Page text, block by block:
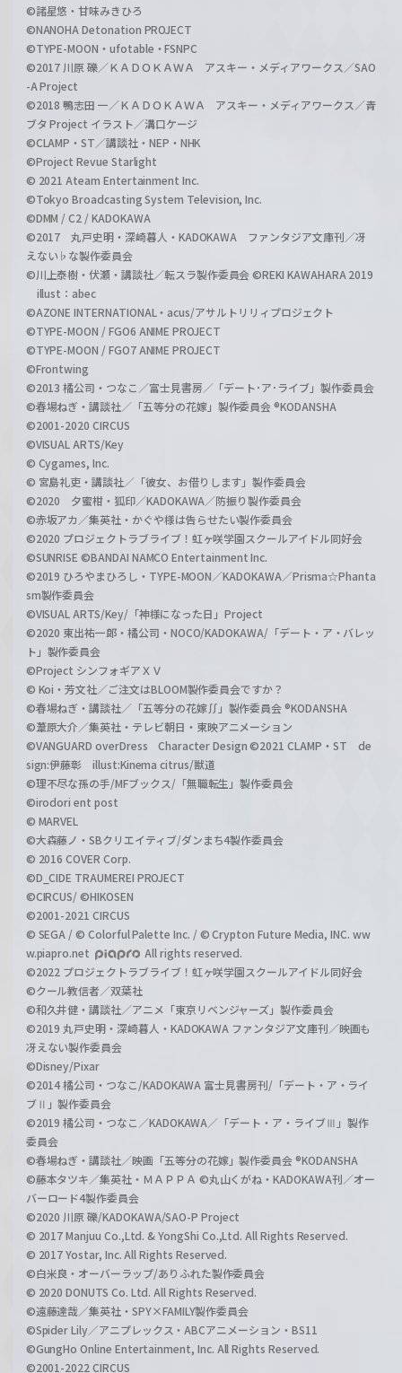
©諸星悠・甘味みきひろ
©NANOHA Detonation PROJECT
©TYPE-MOON・ufotable・FSNPC
©2017 川原 礫／ＫＡＤＯＫＡＷＡ アスキー・メディアワークス／SAO
-A Project
©2018 鴨志田 一／ＫＡＤＯＫＡＷＡ アスキー・メディアワークス／青
ブタ Project イラスト／溝口ケージ
©CLAMP・ST／講談社・NEP・NHK
©Project Revue Starlight
© 2021 Ateam Entertainment Inc.
©Tokyo Broadcasting System Television, Inc.
©DMM / C2 / KADOKAWA
©2017 丸戸史明・深崎暮人・KADOKAWA ファンタジア文庫刊／冴
えない♭な製作委員会
©川上泰樹・伏瀬・講談社／転スラ製作委員会 ©REKI KAWAHARA 2019
illust：abec
©AZONE INTERNATIONAL・acus/アサルトリリィプロジェクト
©TYPE-MOON / FGO6 ANIME PROJECT
©TYPE-MOON / FGO7 ANIME PROJECT
©Frontwing
©2013 橘公司・つなこ／富士見書房／「デート･ア･ライブ」製作委員会
©春場ねぎ・講談社／「五等分の花嫁」製作委員会 ®KODANSHA
©2001-2020 CIRCUS
©VISUAL ARTS/Key
© Cygames, Inc.
© 宮島礼吏・講談社／「彼女、お借りします」製作委員会
©2020 夕蜜柑・狐印／KADOKAWA／防振り製作委員会
©赤坂アカ／集英社・かぐや様は告らせたい製作委員会
©2020 プロジェクトラブライブ！虹ヶ咲学園スクールアイドル同好会
©SUNRISE ©BANDAI NAMCO Entertainment Inc.
©2019 ひろやまひろし・TYPE-MOON／KADOKAWA／Prisma☆Phanta
sm製作委員会
©VISUAL ARTS/Key/「神様になった日」Project
©2020 東出祐一郎・橘公司・NOCO/KADOKAWA/「デート・ア・バレッ
ト」製作委員会
©Project シンフォギアＸＶ
© Koi・芳文社／ご注文はBLOOM製作委員会ですか？
©春場ねぎ・講談社／「五等分の花嫁∬」製作委員会 ®KODANSHA
©葦原大介／集英社・テレビ朝日・東映アニメーション
©VANGUARD overDress Character Design ©2021 CLAMP・ST de
sign:伊藤彰 illust:Kinema citrus/獣道
©理不尽な孫の手/MFブックス/「無職転生」製作委員会
©irodori ent post
© MARVEL
©大森藤ノ・SBクリエイティブ/ダンまち4製作委員会
© 2016 COVER Corp.
©D_CIDE TRAUMEREI PROJECT
©CIRCUS/ ©HIKOSEN
©2001-2021 CIRCUS
© SEGA / © Colorful Palette Inc. / © Crypton Future Media, INC. ww
w.piapro.net
All rights reserved.
©2022 プロジェクトラブライブ！虹ヶ咲学園スクールアイドル同好会
©クール教信者／双葉社
©和久井健・講談社／アニメ「東京リベンジャーズ」製作委員会
©2019 丸戸史明・深崎暮人・KADOKAWA ファンタジア文庫刊／映画も
冴えない製作委員会
©Disney/Pixar
©2014 橘公司・つなこ/KADOKAWA 富士見書房刊/「デート・ア・ライ
ブⅡ」製作委員会
©2019 橘公司・つなこ／KADOKAWA／「デート・ア・ライブⅢ」製作
委員会
©春場ねぎ・講談社／映画「五等分の花嫁」製作委員会 ®KODANSHA
©藤本タツキ／集英社・ＭＡＰＰＡ ©丸山くがね・KADOKAWA刊／オー
バーロード4製作委員会
©2020 川原 礫/KADOKAWA/SAO-P Project
© 2017 Manjuu Co.,Ltd. & YongShi Co.,Ltd. All Rights Reserved.
© 2017 Yostar, Inc. All Rights Reserved.
©白米良・オーバーラップ/ありふれた製作委員会
© 2020 DONUTS Co. Ltd. All Rights Reserved.
©遠藤達哉／集英社・SPY×FAMILY製作委員会
©Spider Lily／アニプレックス・ABCアニメーション・BS11
©GungHo Online Entertainment, Inc. All Rights Reserved.
©2001-2022 CIRCUS